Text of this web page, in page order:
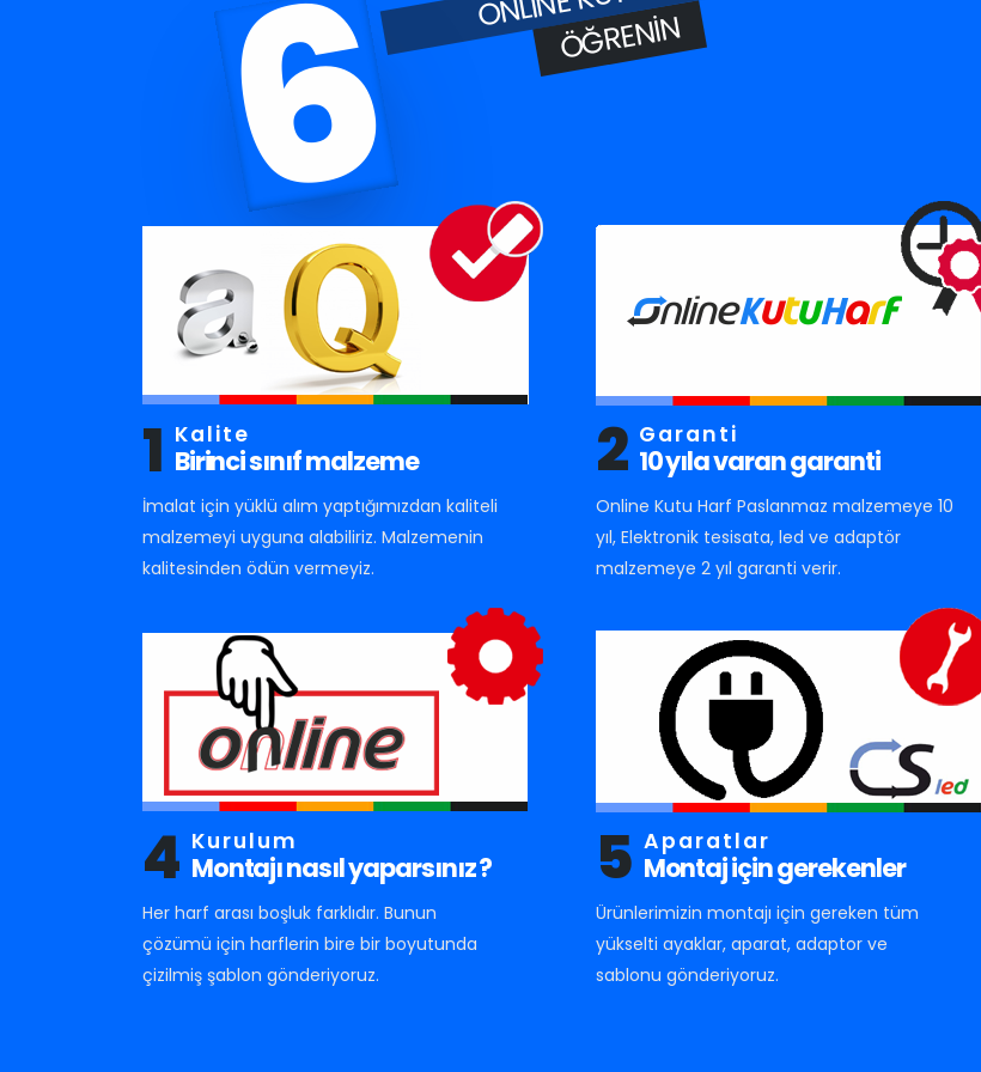
6 ÖĞRENIN
1 Kalite
Birinci sınıf malzeme
İmalat için yüklü alım yaptığımızdan kaliteli
malzemeyi uyguna alabiliriz. Malzemenin
kalitesinden ödün vermeyiz.
2 Garanti
10 yıla varan garanti
Online Kutu Harf Paslanmaz malzemeye 10
yıl, Elektronik tesisata, led ve adaptör
malzemeye 2 yıl garanti verir.
4 Kurulum
Montajı nasıl yaparsınız ?
Her harf arası boşluk farklıdır. Bunun
çözümü için harflerin bire bir boyutunda
çizilmiş şablon gönderiyoruz.
5 Aparatlar
Montaj için gerekenler
Ürünlerimizin montajı için gereken tüm
yükselti ayaklar, aparat, adaptor ve
sablonu gönderiyoruz.